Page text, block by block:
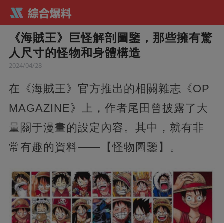
《海賊王》巨怪解剖圖鑒，那些擁有驚
人尺寸的怪物和身體構造
2024/04/28
在《海賊王》官方推出的相關雜志《OP
MAGAZINE》上，作者尾田曾披露了大
量關于漫畫的設定內容。其中，就有非
常有趣的資料——【怪物圖鑒】。